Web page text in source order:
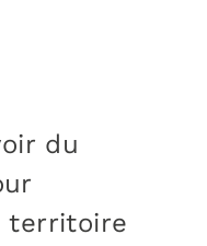
du
territoire